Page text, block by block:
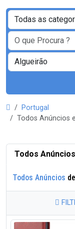
Portugal
Todos Anúncios
Todos Anúncios
Todos Anúncios